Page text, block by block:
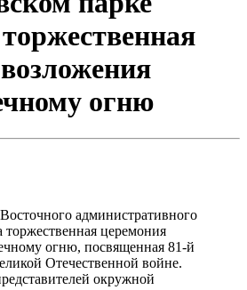
огню
административного
церемония
огню, посвященная 81-й
Отечественной войне.
окружной